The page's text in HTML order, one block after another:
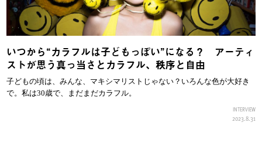
いつから“カラフルは子どもっぽい”になる？ アーティ
ストが思う真っ当さとカラフル、秩序と自由
子どもの頃は、みんな、マキシマリストじゃない？いろんな色が大好き
で。私は30歳で、まだまだカラフル。
INTERVIEW
2023.8.31